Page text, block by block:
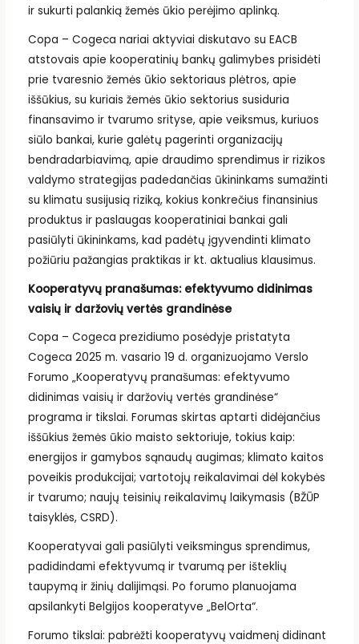
ir sukurti palankią žemės ūkio perėjimo aplinką.
Copa – Cogeca nariai aktyviai diskutavo su EACB
atstovais apie kooperatinių bankų galimybes prisidėti
prie tvaresnio žemės ūkio sektoriaus plėtros, apie
iššūkius, su kuriais žemės ūkio sektorius susiduria
finansavimo ir tvarumo srityse, apie veiksmus, kuriuos
siūlo bankai, kurie galėtų pagerinti organizacijų
bendradarbiavimą, apie draudimo sprendimus ir rizikos
valdymo strategijas padedančias ūkininkams sumažinti
su klimatu susijusią riziką, kokius konkrečius finansinius
produktus ir paslaugas kooperatiniai bankai gali
pasiūlyti ūkininkams, kad padėtų įgyvendinti klimato
požiūriu pažangias praktikas ir kt. aktualius klausimus.
Kooperatyvų pranašumas: efektyvumo didinimas
vaisių ir daržovių vertės grandinėse
Copa – Cogeca prezidiumo posėdyje pristatyta
Cogeca 2025 m. vasario 19 d. organizuojamo Verslo
Forumo „Kooperatyvų pranašumas: efektyvumo
didinimas vaisių ir daržovių vertės grandinėse“
programa ir tikslai. Forumas skirtas aptarti didėjančius
iššūkius žemės ūkio maisto sektoriuje, tokius kaip:
energijos ir gamybos sąnaudų augimas; klimato kaitos
poveikis produkcijai; vartotojų reikalavimai dėl kokybės
ir tvarumo; naujų teisinių reikalavimų laikymasis (BŽŪP
taisyklės, CSRD).
Kooperatyvai gali pasiūlyti veiksmingus sprendimus,
padidindami efektyvumą ir tvarumą per išteklių
taupymą ir žinių dalijimąsi. Po forumo planuojama
apsilankyti Belgijos kooperatyve „BelOrta“.
Forumo tikslai: pabrėžti kooperatyvų vaidmenį didinant